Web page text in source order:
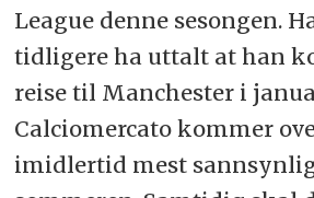
League denne sesongen.
tidligere ha uttalt at han
reise til Manchester i
Calciomercato kommer
imidlertid mest